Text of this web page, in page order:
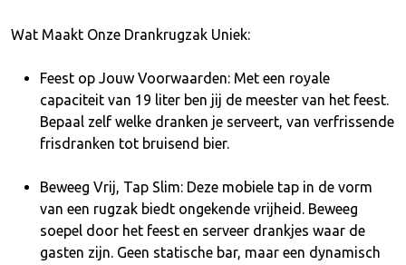
Wat Maakt Onze Drankrugzak Uniek:
Feest op Jouw Voorwaarden: Met een royale
capaciteit van 19 liter ben jij de meester van het feest.
Bepaal zelf welke dranken je serveert, van verfrissende
frisdranken tot bruisend bier.
Beweeg Vrij, Tap Slim: Deze mobiele tap in de vorm
van een rugzak biedt ongekende vrijheid. Beweeg
soepel door het feest en serveer drankjes waar de
gasten zijn. Geen statische bar, maar een dynamisch